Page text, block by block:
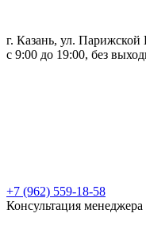
г. Казань, ул.
с 9:00 до 19:00, без
+7 (962) 559-18-58
Консультация менеджера